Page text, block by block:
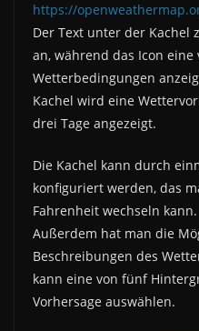
https://
Der Text unter der Kachel
an, während das Icon eine
Wetterbedingungen
Kachel wird eine
drei Tage angezeigt.
Die Kachel kann durch
konfiguriert werden, das
Fahrenheit wechseln kann.
Außerdem hat man die
Beschreibungen des
kann eine von fünf
Vorhersage auswählen.